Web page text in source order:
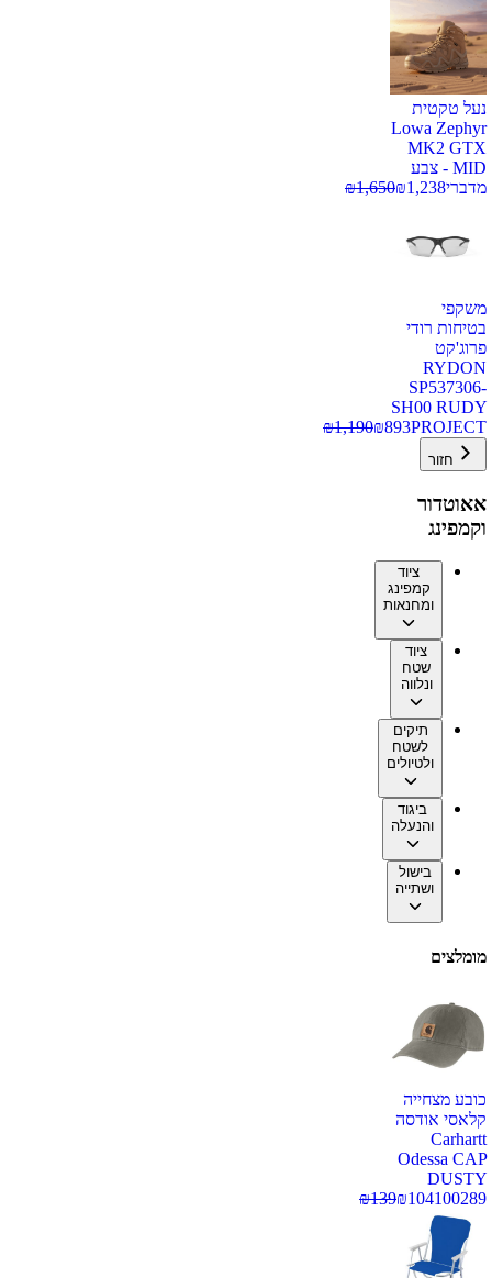
נעל טקטית
Lowa Zephyr
MK2 GTX
MID - צבע
מדברי
₪1,238
₪1,650
משקפי
בטיחות רודי
פרוג'קט
RYDON
SP537306-
SH00 RUDY
PROJECT
₪893
₪1,190
חזור
אאוטדור
וקמפינג
ציוד
קמפינג
ומחנאות
ציוד
שטח
ונלווה
תיקים
לשטח
ולטיולים
ביגוד
והנעלה
בישול
ושתייה
מומלצים
כובע מצחייה
קלאסי אודסה
Carhartt
Odessa CAP
DUSTY
100289
₪104
₪139